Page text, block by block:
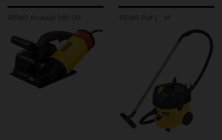
REMS Krokodil 180 SR REMS Pull L , M